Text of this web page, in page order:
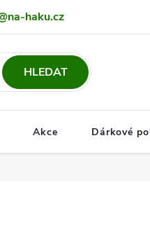
haku.cz
HLEDAT
Akce Dárkové